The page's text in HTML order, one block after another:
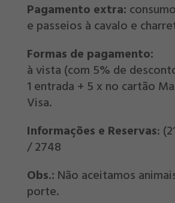
Pagamento extra:
e passeios à cavalo e
Formas de pagamento:
à vista (com 5% de
1 entrada + 5 x no cartão
Visa.
Informações e Reservas:
/ 2748
Obs.: Não aceitamos
porte.